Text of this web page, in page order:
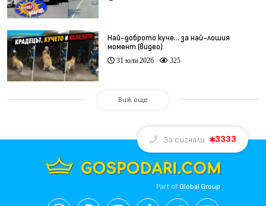
Най-доброто куче… за най-лошия
момент (видео)
31 юли 2026 325
Виж още
За сигнали: 3333
Part ofGlobal Group